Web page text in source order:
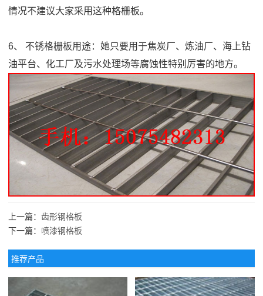
情况不建议大家采用这种格栅板。
6、 不锈格栅板用途：她只要用于焦炭厂、炼油厂、海上钻
油平台、化工厂及污水处理场等腐蚀性特别厉害的地方。
上一篇： 齿形钢格板
下一篇： 喷漆钢格板
推荐产品